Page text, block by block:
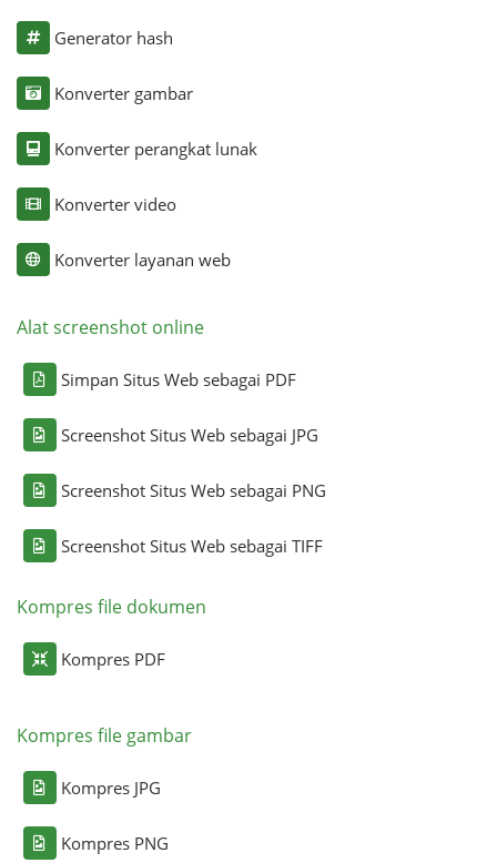
Generator hash
Konverter gambar
Konverter perangkat lunak
Konverter video
Konverter layanan web
Alat screenshot online
Simpan Situs Web sebagai PDF
Screenshot Situs Web sebagai JPG
Screenshot Situs Web sebagai PNG
Screenshot Situs Web sebagai TIFF
Kompres file dokumen
Kompres PDF
Kompres file gambar
Kompres JPG
Kompres PNG